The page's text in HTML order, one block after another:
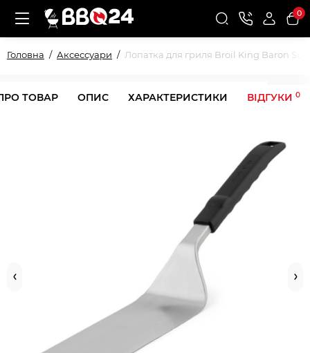
0
Головна Аксессуари Лопатка для гриля Broil King Baron
ТОВАР ОПИС ХАРАКТЕРИСТИКИ ВІДГУКИ 0